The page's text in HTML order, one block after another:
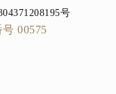
号
00575